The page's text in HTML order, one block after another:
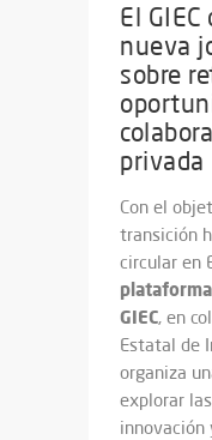
El
nueva
sobre
privada
Con el
transición
circular en
GIEC, en
Estatal de
organiza
explorar
innovación